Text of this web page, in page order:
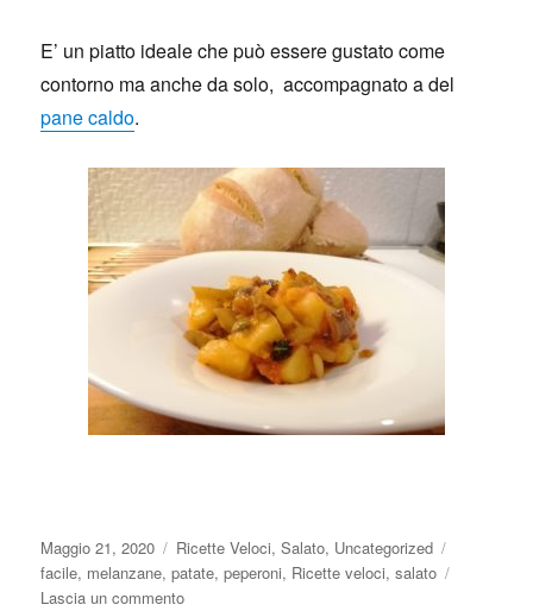
E’ un piatto ideale che può essere gustato come
contorno ma anche da solo, accompagnato a del
pane caldo.
Pubblicato
il
Maggio 21, 2020 Categorie
Ricette Veloci,Salato, Uncategorized
facile, melanzane,patate,peperoni, Ricette veloci,salato
Lascia un commentosu